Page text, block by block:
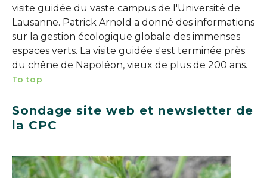
visite guidée du vaste campus de l'Université de
Lausanne. Patrick Arnold a donné des informations
sur la gestion écologique globale des immenses
espaces verts. La visite guidée s'est terminée près
du chêne de Napoléon, vieux de plus de 200 ans.
To top
Sondage site web et newsletter de
la CPC